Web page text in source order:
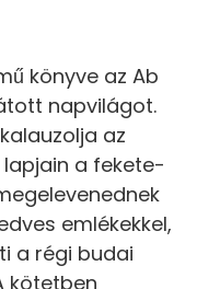
könyve az Ab
napvilágot.
az
a fekete-
emlékekkel,
a régi budai
kötetben